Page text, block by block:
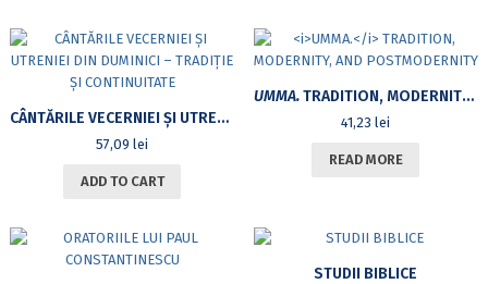
CÂNTĂRILE VECERNIEI ȘI UTRENIEI DIN DUMINICI – TRADIȚIE ȘI CONTINUITATE
57,09lei
ADD TO CART
UMMA.TRADITION, MODERNITY, AND POSTMODERNITY
41,23lei
READ MORE
STUDII BIBLICE